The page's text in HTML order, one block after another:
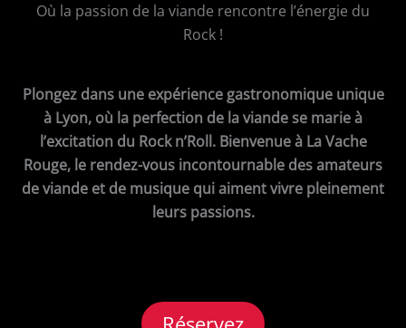
Où la passion de la viande rencontre l’énergie du
Rock !
Plongez dans une expérience gastronomique unique
à Lyon, où la perfection de la viande se marie à
l’excitation du Rock n’Roll. Bienvenue à La Vache
Rouge, le rendez-vous incontournable des amateurs
de viande et de musique qui aiment vivre pleinement
leurs passions.